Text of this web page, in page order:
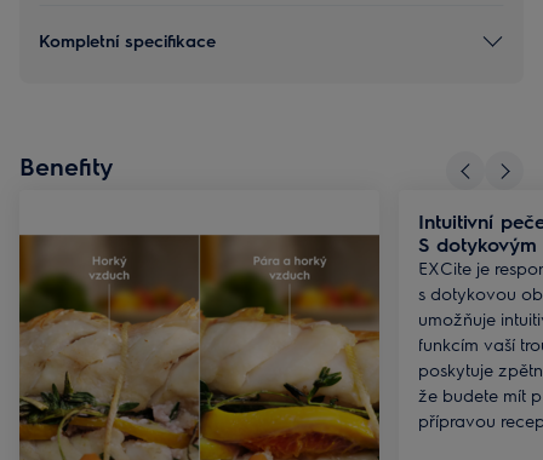
Kompletní specifikace
Benefity
Intuitivní
S dotykovým
EXCite je
s dotykovou
umožňuje
funkcím vaší
poskytuje
že budete mít
přípravou